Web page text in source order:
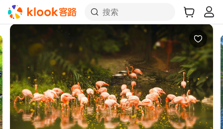
搜索